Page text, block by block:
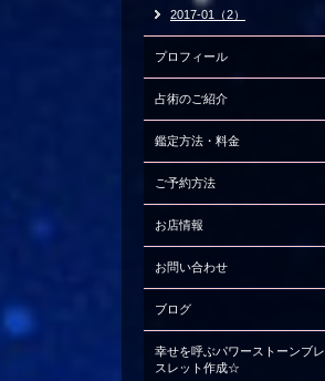
2017-01（2）
プロフィール
占術のご紹介
鑑定方法・料金
ご予約方法
お店情報
お問い合わせ
ブログ
幸せを呼ぶパワーストーンブレ
スレット作成☆